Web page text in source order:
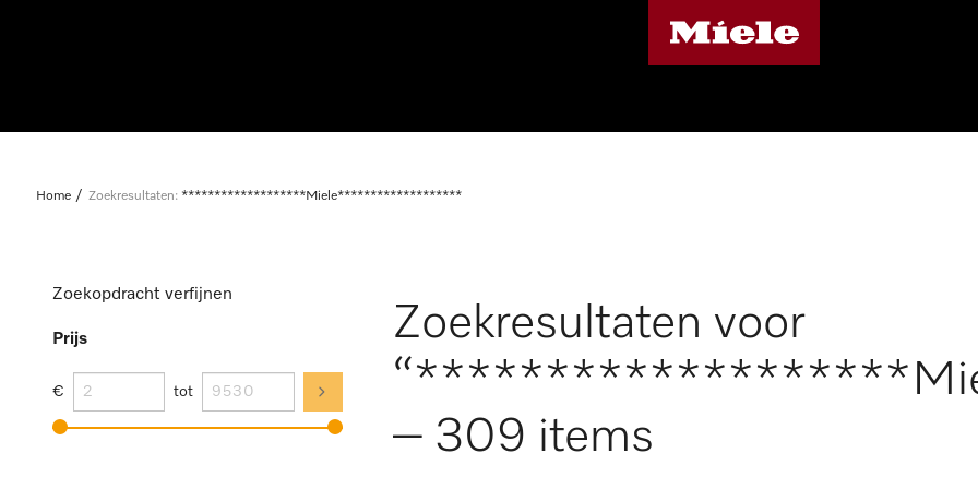
Home Zoekresultaten: *******************Miele*******************
Zoekopdracht verfijnen
Prijs
€ tot
Zoekresultaten voor
– 309 items